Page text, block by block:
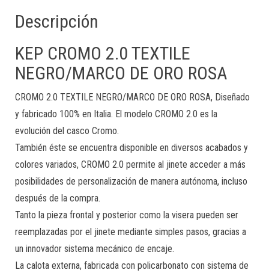
Descripción
KEP CROMO 2.0 TEXTILE
NEGRO/MARCO DE ORO ROSA
CROMO 2.0 TEXTILE NEGRO/MARCO DE ORO ROSA, Diseñado
y fabricado 100% en Italia. El modelo CROMO 2.0 es la
evolución del casco Cromo.
También éste se encuentra disponible en diversos acabados y
colores variados, CROMO 2.0 permite al jinete acceder a más
posibilidades de personalización de manera autónoma, incluso
después de la compra.
Tanto la pieza frontal y posterior como la visera pueden ser
reemplazadas por el jinete mediante simples pasos, gracias a
un innovador sistema mecánico de encaje.
La calota externa, fabricada con policarbonato con sistema de